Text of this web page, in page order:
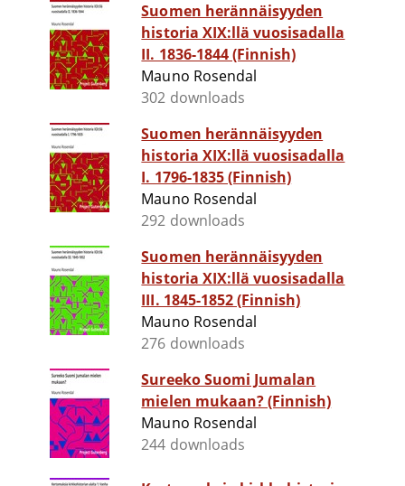
Suomen herännäisyyden
historia XIX:llä vuosisadalla
II. 1836-1844 (Finnish)
Mauno Rosendal
302 downloads
Suomen herännäisyyden
historia XIX:llä vuosisadalla
I. 1796-1835 (Finnish)
Mauno Rosendal
292 downloads
Suomen herännäisyyden
historia XIX:llä vuosisadalla
III. 1845-1852 (Finnish)
Mauno Rosendal
276 downloads
Sureeko Suomi Jumalan
mielen mukaan? (Finnish)
Mauno Rosendal
244 downloads